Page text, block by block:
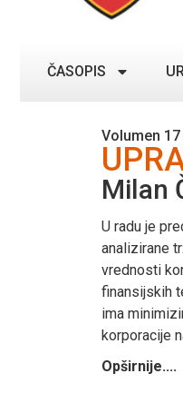
ČASOPIS
Volumen
Milan
U radu je
analizirane
vrednosti
finansijskih
ima
korporacije
Opširnije....